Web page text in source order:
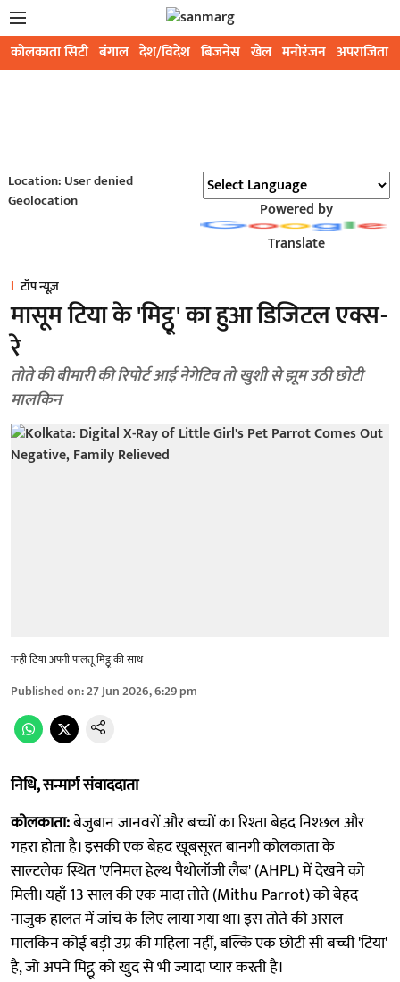
कोलकाता सिटी बंगाल देश/विदेश बिजनेस खेल मनोरंजन अपराजिता
Location: User denied
Geolocation
Powered by
Translate
टॉप न्यूज़
मासूम टिया के 'मिट्ठू' का हुआ डिजिटल एक्स-
रे
तोते की बीमारी की रिपोर्ट आई नेगेटिव तो खुशी से झूम उठी छोटी
मालकिन
नन्ही टिया अपनी पालतू मिट्ठू की साथ
Published on:27 Jun 2026, 6:29 pm
निधि, सन्मार्ग संवाददाता
कोलकाता:बेजुबान जानवरों और बच्चों का रिश्ता बेहद निश्छल और
गहरा होता है। इसकी एक बेहद खूबसूरत बानगी कोलकाता के
साल्टलेक स्थित 'एनिमल हेल्थ पैथोलॉजी लैब' (AHPL) में देखने को
मिली। यहाँ 13 साल की एक मादा तोते (Mithu Parrot) को बेहद
नाजुक हालत में जांच के लिए लाया गया था। इस तोते की असल
मालकिन कोई बड़ी उम्र की महिला नहीं, बल्कि एक छोटी सी बच्ची 'टिया'
है, जो अपने मिट्ठू को खुद से भी ज्यादा प्यार करती है।